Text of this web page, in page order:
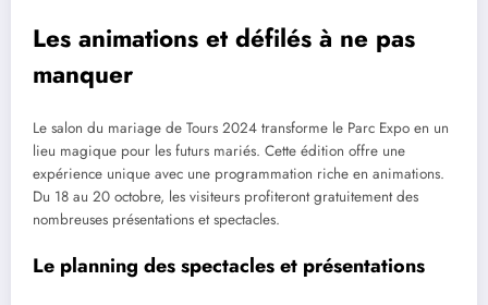
Les animations et défilés à ne pas
manquer
Le salon du mariage de Tours 2024 transforme le Parc Expo en un
lieu magique pour les futurs mariés. Cette édition offre une
expérience unique avec une programmation riche en animations.
Du 18 au 20 octobre, les visiteurs profiteront gratuitement des
nombreuses présentations et spectacles.
Le planning des spectacles et présentations